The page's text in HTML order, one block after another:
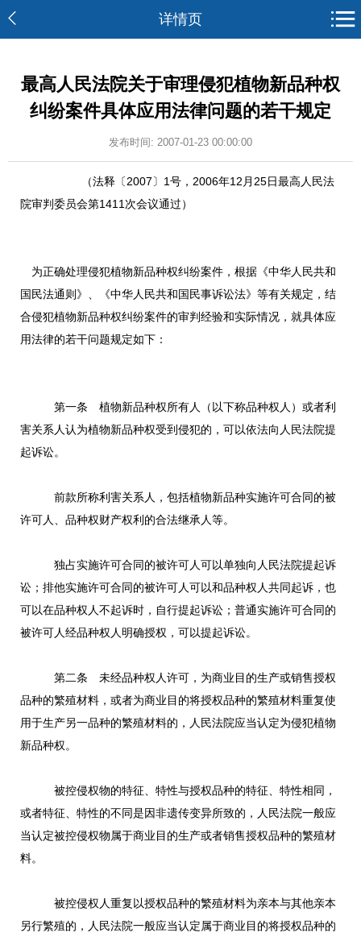
详情页
最高人民法院关于审理侵犯植物新品种权
纠纷案件具体应用法律问题的若干规定
发布时间: 2007-01-23 00:00:00
（法释〔2007〕1号，2006年12月25日最高人民法
院审判委员会第1411次会议通过）
为正确处理侵犯植物新品种权纠纷案件，根据《中华人民共和
国民法通则》、《中华人民共和国民事诉讼法》等有关规定，结
合侵犯植物新品种权纠纷案件的审判经验和实际情况，就具体应
用法律的若干问题规定如下：
第一条 植物新品种权所有人（以下称品种权人）或者利
害关系人认为植物新品种权受到侵犯的，可以依法向人民法院提
起诉讼。
前款所称利害关系人，包括植物新品种实施许可合同的被
许可人、品种权财产权利的合法继承人等。
独占实施许可合同的被许可人可以单独向人民法院提起诉
讼；排他实施许可合同的被许可人可以和品种权人共同起诉，也
可以在品种权人不起诉时，自行提起诉讼；普通实施许可合同的
被许可人经品种权人明确授权，可以提起诉讼。
第二条 未经品种权人许可，为商业目的生产或销售授权
品种的繁殖材料，或者为商业目的将授权品种的繁殖材料重复使
用于生产另一品种的繁殖材料的，人民法院应当认定为侵犯植物
新品种权。
被控侵权物的特征、特性与授权品种的特征、特性相同，
或者特征、特性的不同是因非遗传变异所致的，人民法院一般应
当认定被控侵权物属于商业目的生产或者销售授权品种的繁殖材
料。
被控侵权人重复以授权品种的繁殖材料为亲本与其他亲本
另行繁殖的，人民法院一般应当认定属于商业目的将授权品种的